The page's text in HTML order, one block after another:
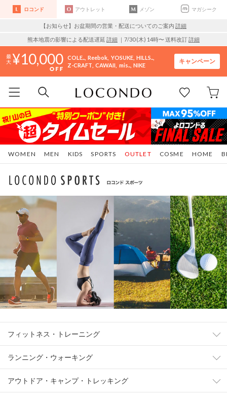
ロコンド アウトレット メゾン マガシーク
【お知らせ】お盆期間の営業・配送についてのご案内 詳細
熊本地震の影響による配送遅延 詳細 ｜7/30 (木) 14時〜 送料改訂詳細
10,000 COLE.. Reebok YOSUKE HILLS..
Z-CRAFT CAWAII mis.. NIKE
キャンペーン
WOMEN MEN KIDS SPORTS COSME HOME
OUTLET
フィットネス・トレーニング
ランニング・ウォーキング
アウトドア・キャンプ・トレッキング